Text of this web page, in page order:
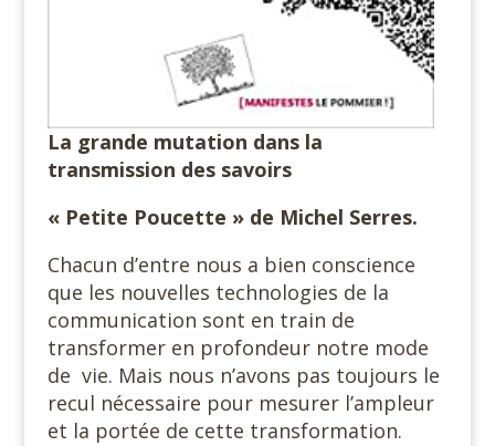
La grande mutation dans la
transmission des savoirs
« Petite Poucette » de Michel Serres.
Chacun d’entre nous a bien conscience
que les nouvelles technologies de la
communication sont en train de
transformer en profondeur notre mode
de vie. Mais nous n’avons pas toujours le
recul nécessaire pour mesurer l’ampleur
et la portée de cette transformation.